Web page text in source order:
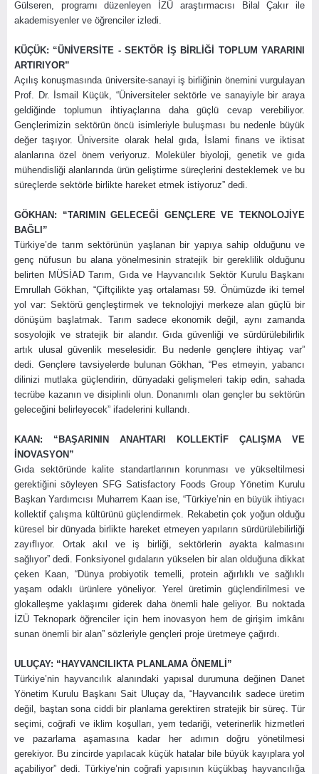
Gülseren, programı düzenleyen İZÜ araştırmacısı Bilal Çakır ile
akademisyenler ve öğrenciler izledi.
KÜÇÜK: “ÜNİVERSİTE - SEKTÖR İŞ BİRLİĞİ TOPLUM YARARINI
ARTIRIYOR”
Açılış konuşmasında üniversite-sanayi iş birliğinin önemini vurgulayan
Prof. Dr. İsmail Küçük, “Üniversiteler sektörle ve sanayiyle bir araya
geldiğinde toplumun ihtiyaçlarına daha güçlü cevap verebiliyor.
Gençlerimizin sektörün öncü isimleriyle buluşması bu nedenle büyük
değer taşıyor. Üniversite olarak helal gıda, İslami finans ve iktisat
alanlarına özel önem veriyoruz. Moleküler biyoloji, genetik ve gıda
mühendisliği alanlarında ürün geliştirme süreçlerini desteklemek ve bu
süreçlerde sektörle birlikte hareket etmek istiyoruz” dedi.
GÖKHAN: “TARIMIN GELECEĞİ GENÇLERE VE TEKNOLOJİYE
BAĞLI”
Türkiye’de tarım sektörünün yaşlanan bir yapıya sahip olduğunu ve
genç nüfusun bu alana yönelmesinin stratejik bir gereklilik olduğunu
belirten MÜSİAD Tarım, Gıda ve Hayvancılık Sektör Kurulu Başkanı
Emrullah Gökhan, “Çiftçilikte yaş ortalaması 59. Önümüzde iki temel
yol var: Sektörü gençleştirmek ve teknolojiyi merkeze alan güçlü bir
dönüşüm başlatmak. Tarım sadece ekonomik değil, aynı zamanda
sosyolojik ve stratejik bir alandır. Gıda güvenliği ve sürdürülebilirlik
artık ulusal güvenlik meselesidir. Bu nedenle gençlere ihtiyaç var”
dedi. Gençlere tavsiyelerde bulunan Gökhan, “Pes etmeyin, yabancı
dilinizi mutlaka güçlendirin, dünyadaki gelişmeleri takip edin, sahada
tecrübe kazanın ve disiplinli olun. Donanımlı olan gençler bu sektörün
geleceğini belirleyecek” ifadelerini kullandı.
KAAN: “BAŞARININ ANAHTARI KOLLEKTİF ÇALIŞMA VE
İNOVASYON”
Gıda sektöründe kalite standartlarının korunması ve yükseltilmesi
gerektiğini söyleyen SFG Satisfactory Foods Group Yönetim Kurulu
Başkan Yardımcısı Muharrem Kaan ise, “Türkiye’nin en büyük ihtiyacı
kollektif çalışma kültürünü güçlendirmek. Rekabetin çok yoğun olduğu
küresel bir dünyada birlikte hareket etmeyen yapıların sürdürülebilirliği
zayıflıyor. Ortak akıl ve iş birliği, sektörlerin ayakta kalmasını
sağlıyor” dedi. Fonksiyonel gıdaların yükselen bir alan olduğuna dikkat
çeken Kaan, “Dünya probiyotik temelli, protein ağırlıklı ve sağlıklı
yaşam odaklı ürünlere yöneliyor. Yerel üretimin güçlendirilmesi ve
glokalleşme yaklaşımı giderek daha önemli hale geliyor. Bu noktada
İZÜ Teknopark öğrenciler için hem inovasyon hem de girişim imkânı
sunan önemli bir alan” sözleriyle gençleri proje üretmeye çağırdı.
ULUÇAY: “HAYVANCILIKTA PLANLAMA ÖNEMLİ”
Türkiye’nin hayvancılık alanındaki yapısal durumuna değinen Danet
Yönetim Kurulu Başkanı Sait Uluçay da, “Hayvancılık sadece üretim
değil, baştan sona ciddi bir planlama gerektiren stratejik bir süreç. Tür
seçimi, coğrafi ve iklim koşulları, yem tedariği, veterinerlik hizmetleri
ve pazarlama aşamasına kadar her adımın doğru yönetilmesi
gerekiyor. Bu zincirde yapılacak küçük hatalar bile büyük kayıplara yol
açabiliyor” dedi. Türkiye’nin coğrafi yapısının küçükbaş hayvancılığa